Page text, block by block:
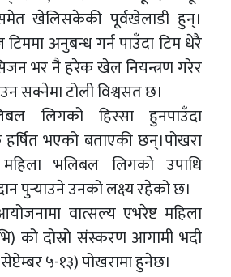
समेत खेलिसकेकी पूर्वखेलाडी हुन्।
अनुबन्ध गर्न पाउँदा टिम धेरै
भर नै हरेक खेल नियन्त्रण गरेर
सक्नेमा टोली विश्वसत छ।
लिगको हिस्सा हुनपाउँदा
भएको बताएकी छन्।पोखरा
महिला भलिबल लिगको उपाधि
पुऱ्याउने उनको लक्ष्य रहेको छ।
वात्सल्य एभरेष्ट महिला
को दोस्रो संस्करण आगामी भदी
५-१३) पोखरामा हुनेछ।